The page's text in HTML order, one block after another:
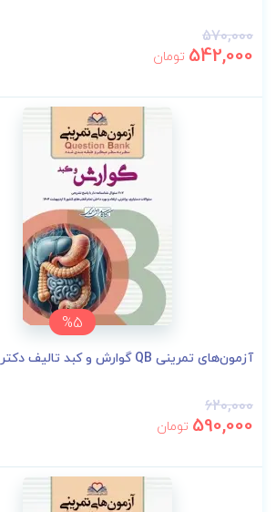
570,000
542,000 تومان
%5
آزمون‌های تمرینی QB گوارش و کبد تالیف دکتر کامران ...
620,000
590,000 تومان